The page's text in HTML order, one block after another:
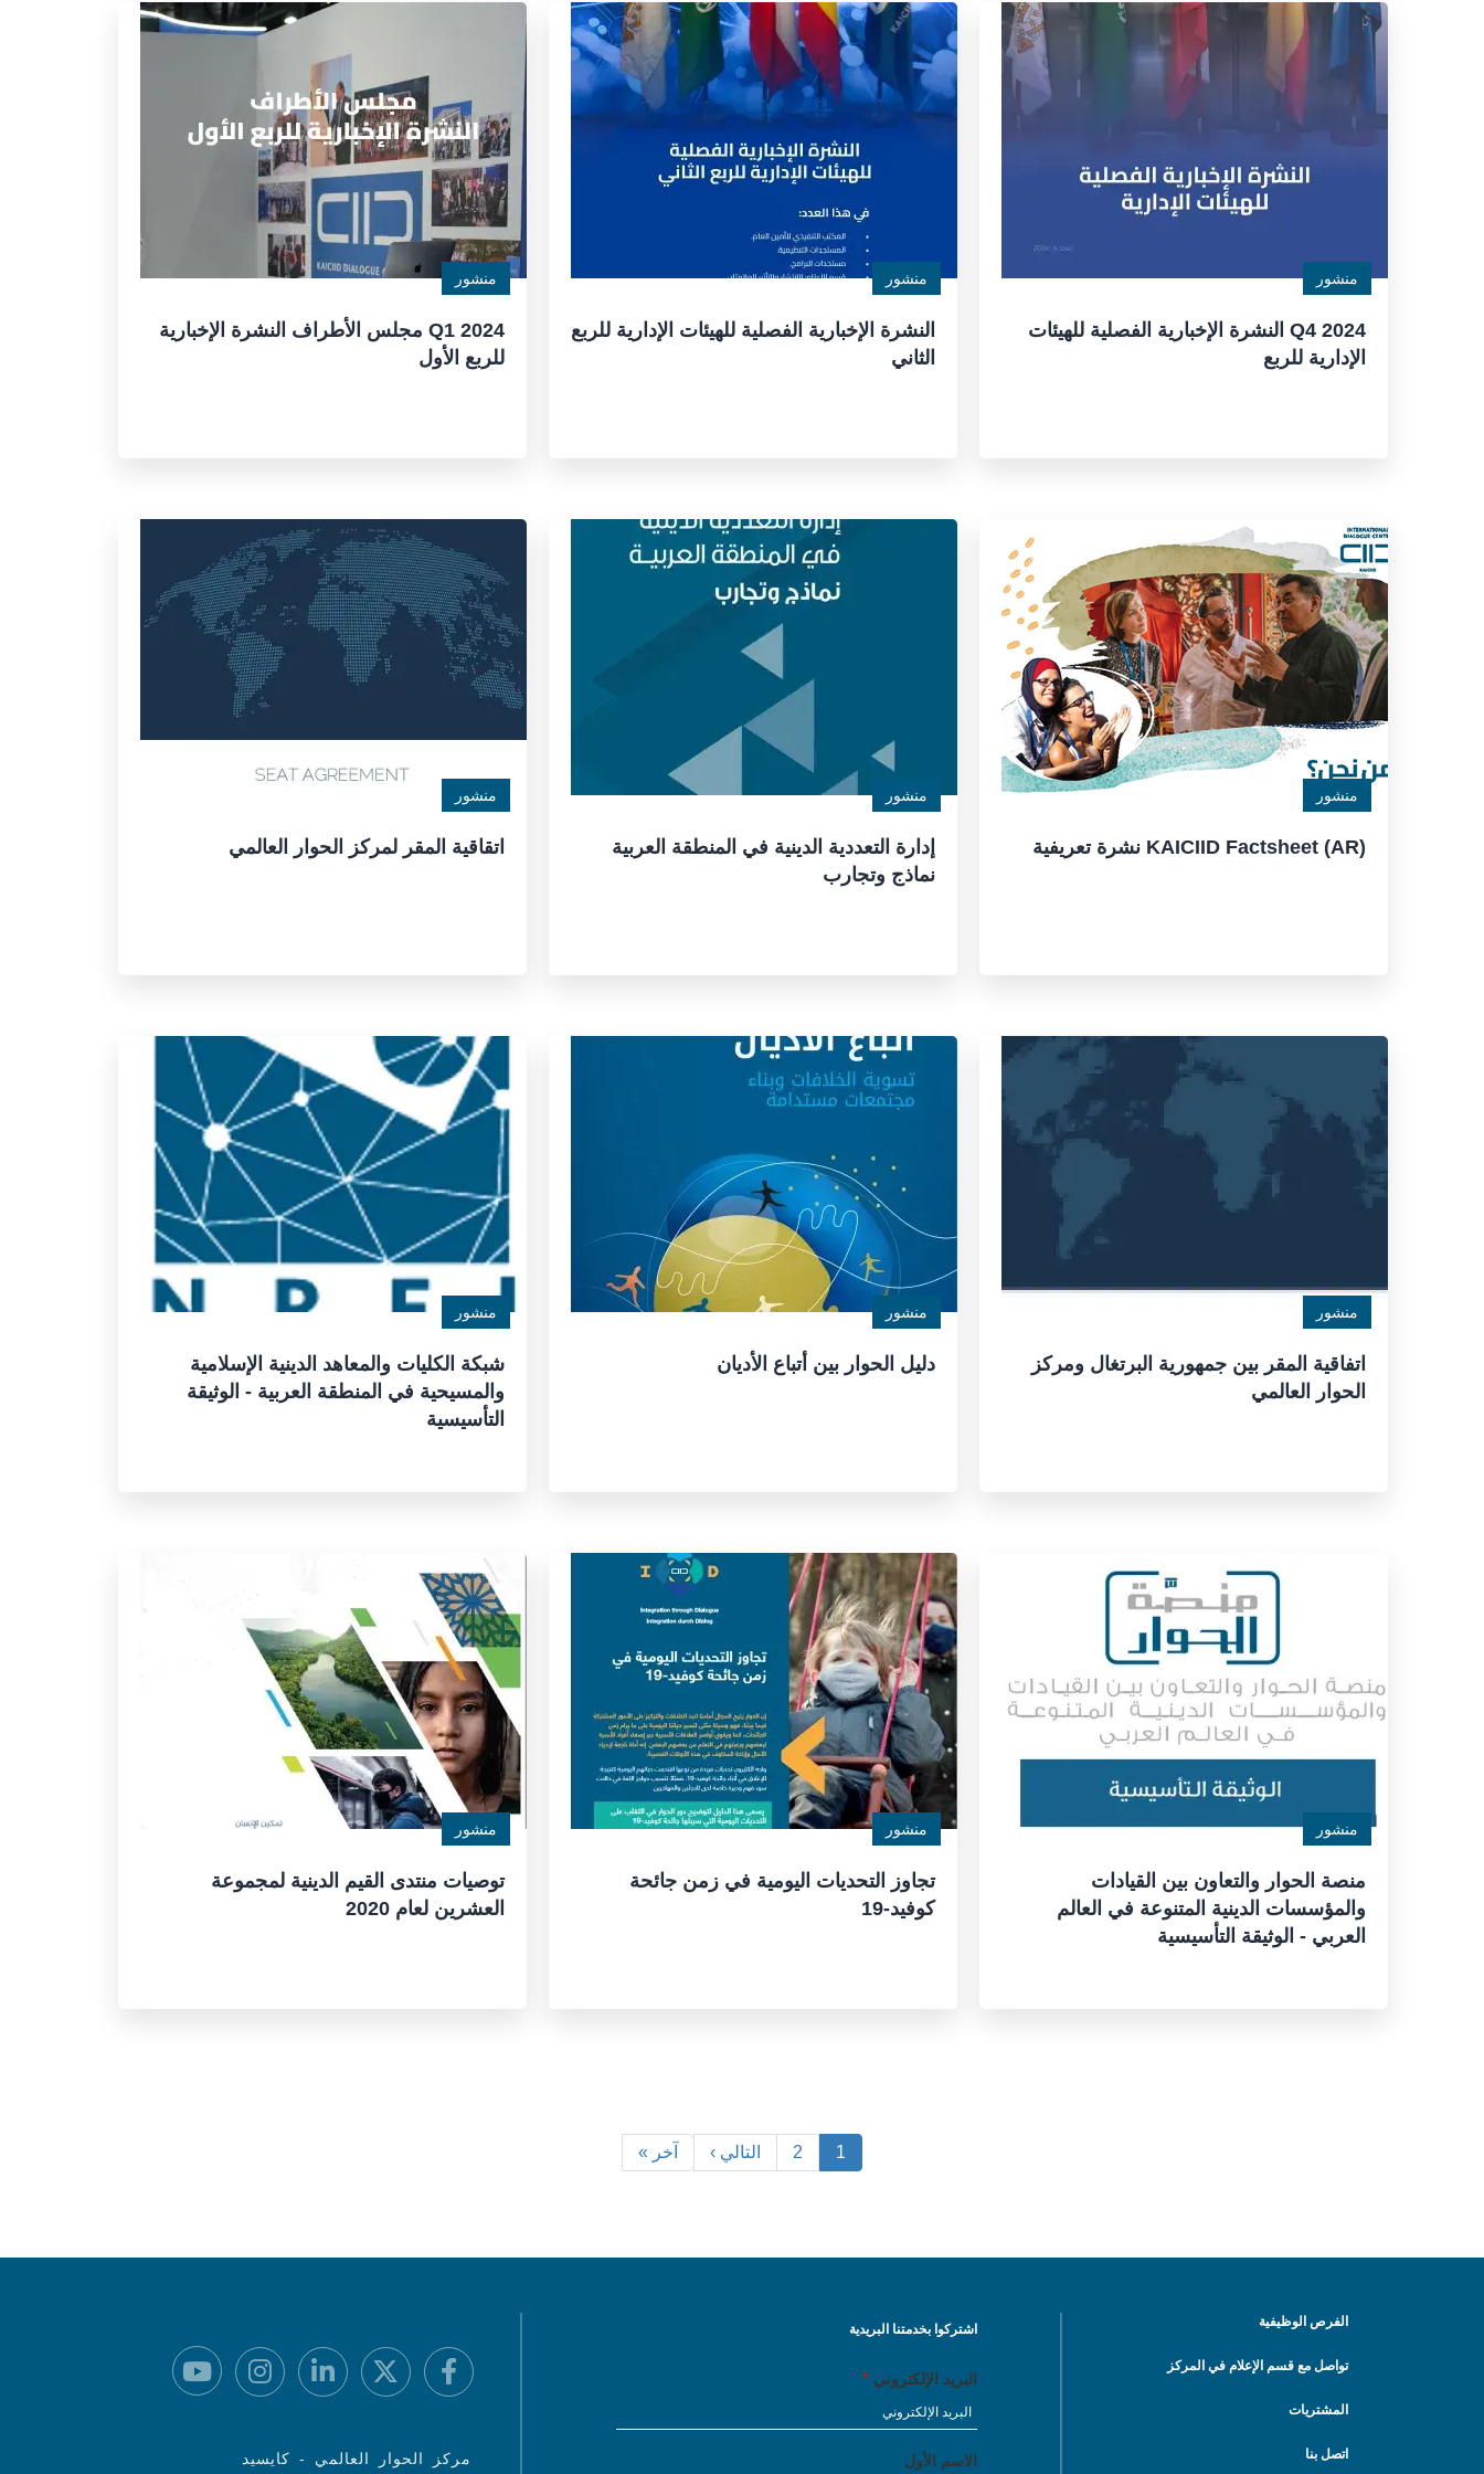
منشور
Q4 2024 النشرة الإخبارية الفصلية للهيئات
الإدارية للربع
منشور
النشرة الإخبارية الفصلية للهيئات الإدارية للربع
الثاني
منشور
2024 Q1 مجلس الأطراف النشرة الإخبارية
للربع الأول
منشور
KAICIID Factsheet (AR) نشرة تعريفية
منشور
إدارة التعددية الدينية في المنطقة العربية
نماذج وتجارب
منشور
اتقاقية المقر لمركز الحوار العالمي
منشور
اتفاقية المقر بين جمهورية البرتغال ومركز
الحوار العالمي
منشور
دليل الحوار بين أتباع الأديان
منشور
شبكة الكليات والمعاهد الدينية الإسلامية
والمسيحية في المنطقة العربية - الوثيقة
التأسيسية
منشور
منصة الحوار والتعاون بين القيادات
والمؤسسات الدينية المتنوعة في العالم
العربي - الوثيقة التأسيسية
منشور
تجاوز التحديات اليومية في زمن جائحة
كوفيد-19
منشور
توصيات منتدى القيم الدينية لمجموعة
العشرين لعام 2020
1
2 التالي › آخر »
الفرص الوظيفية
تواصل مع قسم الإعلام في المركز
المشتريات
اتصل بنا
اشتركوا بخدمتنا البريدية
البريد الإلكتروني
الاسم الأول
مركز الحوار العالمي - كايسيد